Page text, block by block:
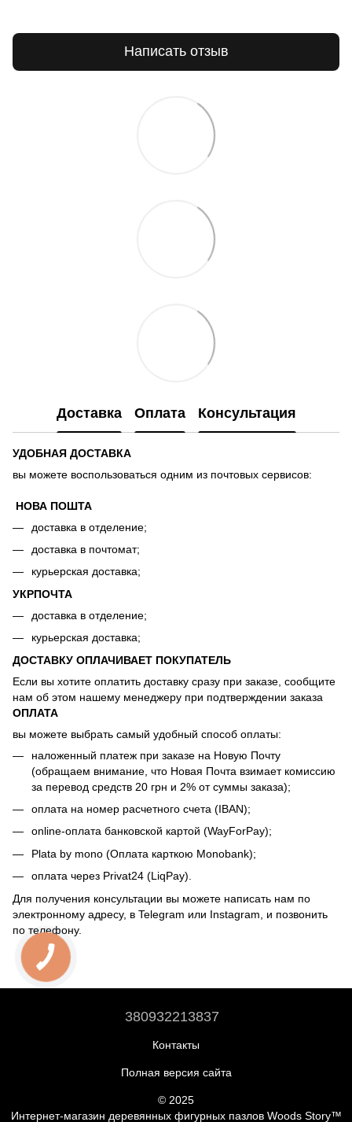
Написать отзыв
Доставка Оплата Консультация
УДОБНАЯ ДОСТАВКА
вы можете воспользоваться одним из почтовых сервисов:
НОВА ПОШТА
доставка в отделение;
доставка в почтомат;
курьерская доставка;
УКРПОЧТА
доставка в отделение;
курьерская доставка;
ДОСТАВКУ ОПЛАЧИВАЕТ ПОКУПАТЕЛЬ
Если вы хотите оплатить доставку сразу при заказе, сообщите
нам об этом нашему менеджеру при подтверждении заказа
ОПЛАТА
вы можете выбрать самый удобный способ оплаты:
наложенный платеж при заказе на Новую Почту
(обращаем внимание, что Новая Почта взимает комиссию
за перевод средств 20 грн и 2% от суммы заказа);
оплата на номер расчетного счета (IBAN);
online-оплата банковской картой (WayForPay);
Plata by mono (Оплата карткою Monobank);
оплата через Privat24 (LiqPay).
Для получения консультации вы можете написать нам по
электронному адресу, в Telegram или Instagram, и позвонить
по телефону.
380932213837
Контакты
Полная версия сайта
© 2025
Интернет-магазин деревянных фигурных пазлов Woods Story™